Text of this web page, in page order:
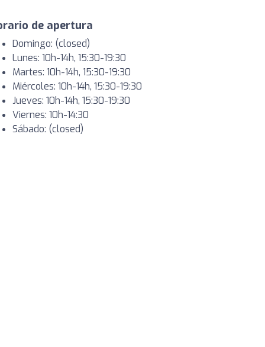
de apertura
Domingo: (closed)
Lunes: 10h-14h, 15:30-19:30
Martes: 10h-14h, 15:30-19:30
Miércoles: 10h-14h, 15:30-19:30
Jueves: 10h-14h, 15:30-19:30
Viernes: 10h-14:30
Sábado: (closed)